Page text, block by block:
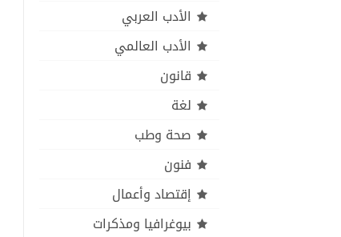
الأدب العربي
الأدب العالمي
قانون
لغة
صحة وطب
فنون
إقتصاد وأعمال
بيوغرافيا ومذكرات